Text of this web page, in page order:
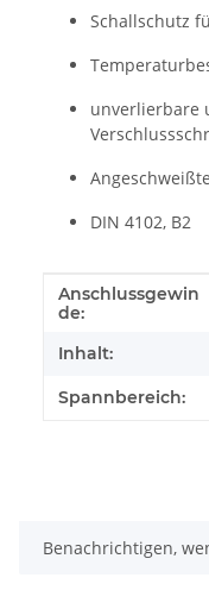
Schallschutz
unverlierbare
DIN 4102, B2
Wert
Anschlussgewin
de:
Inhalt:
Spannbereich:
Benachrichtigen,